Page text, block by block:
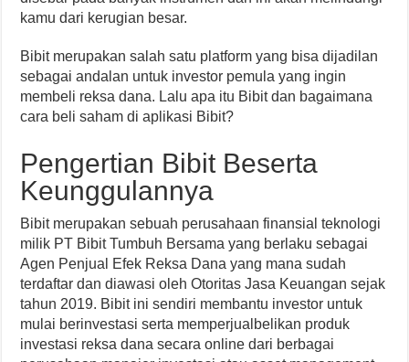
kamu dari kerugian besar.
Bibit merupakan salah satu platform yang bisa dijadilan
sebagai andalan untuk investor pemula yang ingin
membeli reksa dana. Lalu apa itu Bibit dan bagaimana
cara beli saham di aplikasi Bibit?
Pengertian Bibit Beserta
Keunggulannya
Bibit merupakan sebuah perusahaan finansial teknologi
milik PT Bibit Tumbuh Bersama yang berlaku sebagai
Agen Penjual Efek Reksa Dana yang mana sudah
terdaftar dan diawasi oleh Otoritas Jasa Keuangan sejak
tahun 2019. Bibit ini sendiri membantu investor untuk
mulai berinvestasi serta memperjualbelikan produk
investasi reksa dana secara online dari berbagai